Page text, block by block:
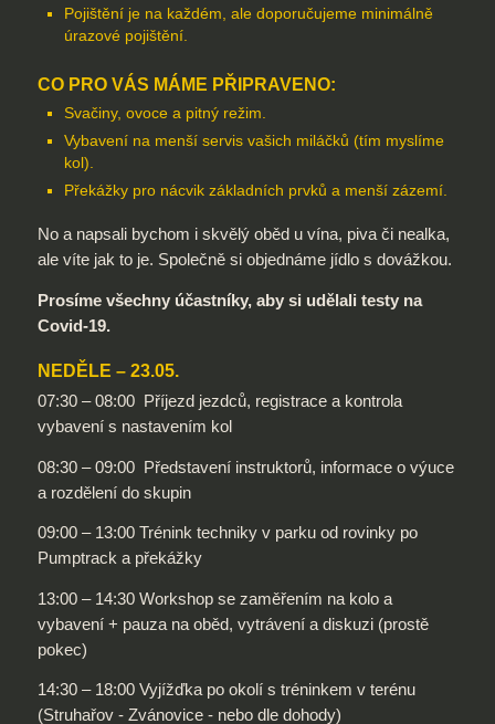
Pojištění je na každém, ale doporučujeme minimálně
úrazové pojištění.
CO PRO VÁS MÁME PŘIPRAVENO:
Svačiny, ovoce a pitný režim.
Vybavení na menší servis vašich miláčků (tím myslíme
kol).
Překážky pro nácvik základních prvků a menší zázemí.
No a napsali bychom i skvělý oběd u vína, piva či nealka,
ale víte jak to je. Společně si objednáme jídlo s dovážkou.
Prosíme všechny účastníky, aby si udělali testy na
Covid-19.
NEDĚLE – 23.05.
07:30 – 08:00 Příjezd jezdců, registrace a kontrola
vybavení s nastavením kol
08:30 – 09:00 Představení instruktorů, informace o výuce
a rozdělení do skupin
09:00 – 13:00 Trénink techniky v parku od rovinky po
Pumptrack a překážky
13:00 – 14:30 Workshop se zaměřením na kolo a
vybavení + pauza na oběd, vytrávení a diskuzi (prostě
pokec)
14:30 – 18:00 Vyjížďka po okolí s tréninkem v terénu
(Struhařov - Zvánovice - nebo dle dohody)